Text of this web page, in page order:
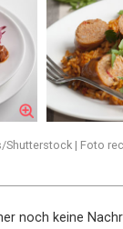
| Foto
noch keine